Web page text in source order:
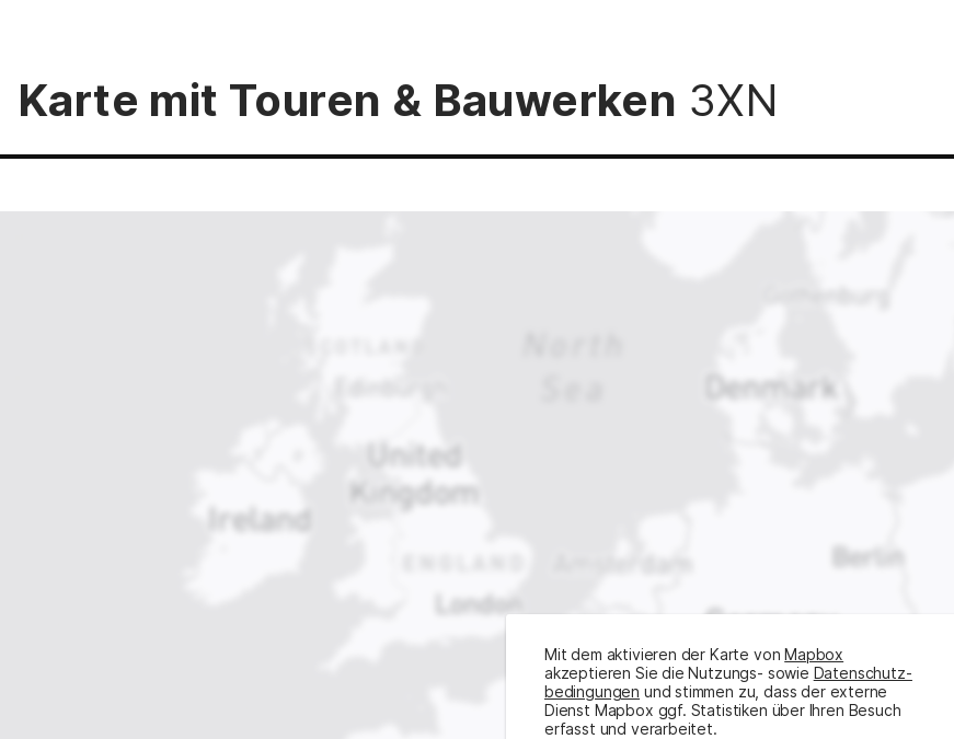
Karte mit Touren & Bauwerken 3XN
Mit dem aktivieren der Karte vonMapbox
akzeptieren Sie die Nutzungs- sowie Daten­schutz­
bedingungen und stimmen zu, dass der externe
Dienst Mapbox ggf. Statistiken über Ihren Besuch
erfasst und verarbeitet.